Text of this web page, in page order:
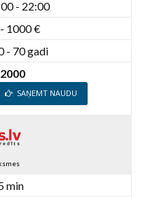
- 22:00
1000 €
- 70 gadi
SAŅEMT NAUDU
min